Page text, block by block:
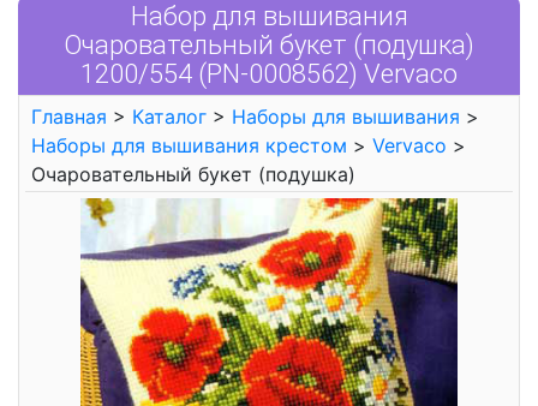
Набор для вышивания
Очаровательный букет (подушка)
1200/554 (PN-0008562) Vervaco
Главная > Каталог > Наборы для вышивания >
Наборы для вышивания крестом > Vervaco >
Очаровательный букет (подушка)